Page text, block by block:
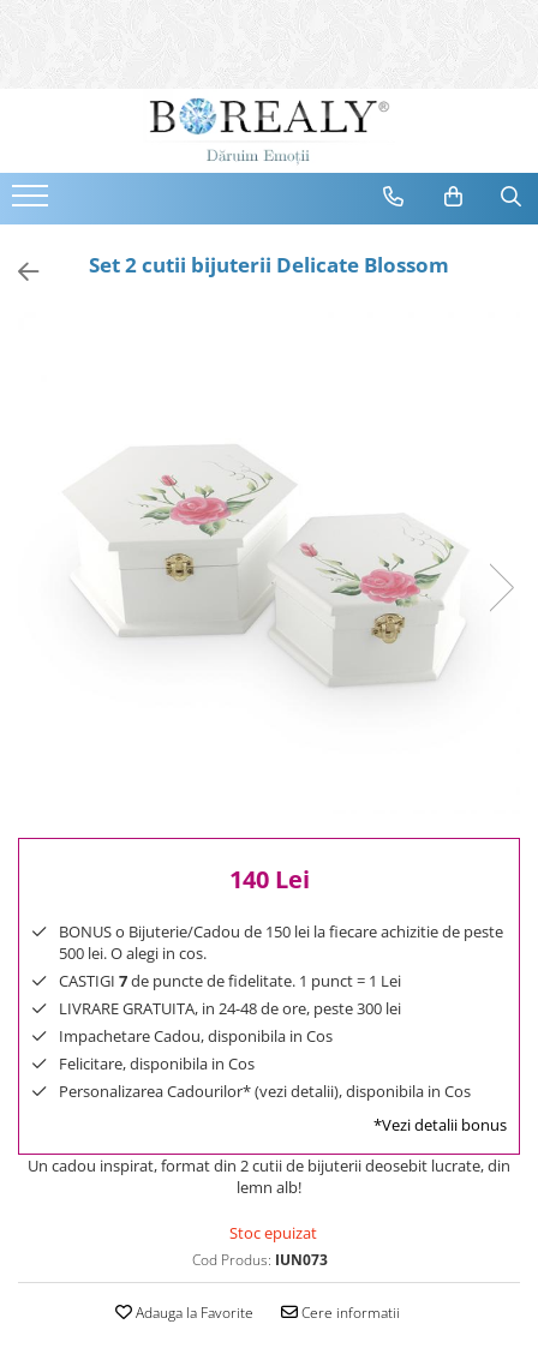
Bijuterii
Cercei
Bratari
Coliere
Bijuterii Copii
Cele mai noi
Cele mai vandute
300 Lei - 500 Lei
Set 2 cutii bijuterii Delicate Blossom
140 Lei
BONUS o Bijuterie/Cadou de 150 lei la fiecare achizitie de peste
500 lei. O alegi in cos.
CASTIGI 7de puncte de fidelitate. 1 punct = 1 Lei
LIVRARE GRATUITA, in 24-48 de ore, peste 300 lei
Impachetare Cadou, disponibila in Cos
Felicitare, disponibila in Cos
Personalizarea Cadourilor* (vezi detalii), disponibila in Cos
*Vezi detalii bonus
Un cadou inspirat, format din 2 cutii de bijuterii deosebit lucrate, din
lemn alb!
Stoc epuizat
Cod Produs: IUN073
Adauga la Favorite Cere informatii